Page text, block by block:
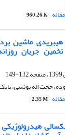
960.26 K
ماشین
جریان
132-149
حجت اله یونسی،
2.35 M